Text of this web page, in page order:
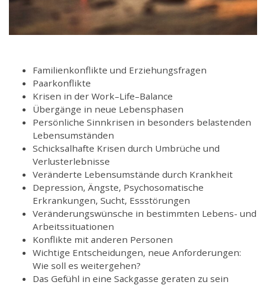
Familienkonflikte und Erziehungsfragen
Paarkonflikte
Krisen in der Work–Life–Balance
Übergänge in neue Lebensphasen
Persönliche Sinnkrisen in besonders belastenden
Lebensumständen
Schicksalhafte Krisen durch Umbrüche und
Verlusterlebnisse
Veränderte Lebensumstände durch Krankheit
Depression, Ängste, Psychosomatische
Erkrankungen, Sucht, Essstörungen
Veränderungswünsche in bestimmten Lebens- und
Arbeitssituationen
Konflikte mit anderen Personen
Wichtige Entscheidungen, neue Anforderungen:
Wie soll es weitergehen?
Das Gefühl in eine Sackgasse geraten zu sein